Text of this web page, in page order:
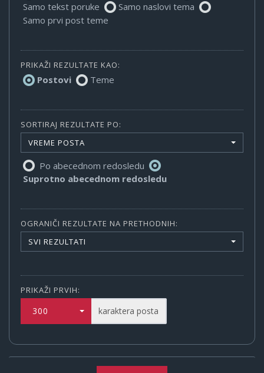
Samo tekst poruke
Samo naslovi tema
Samo prvi post teme
PRIKAŽI REZULTATE KAO:
Postovi Teme
SORTIRAJ REZULTATE PO:
VREME POSTA
Po abecednom redosledu
Suprotno abecednom redosledu
OGRANIČI REZULTATE NA PRETHODNIH:
SVI REZULTATI
PRIKAŽI PRVIH:
300 karaktera posta